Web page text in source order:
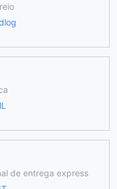
de entrega express